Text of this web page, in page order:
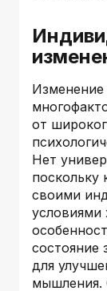
от
Нет
поскольку
своими
условиями
состояние
для
мышления.